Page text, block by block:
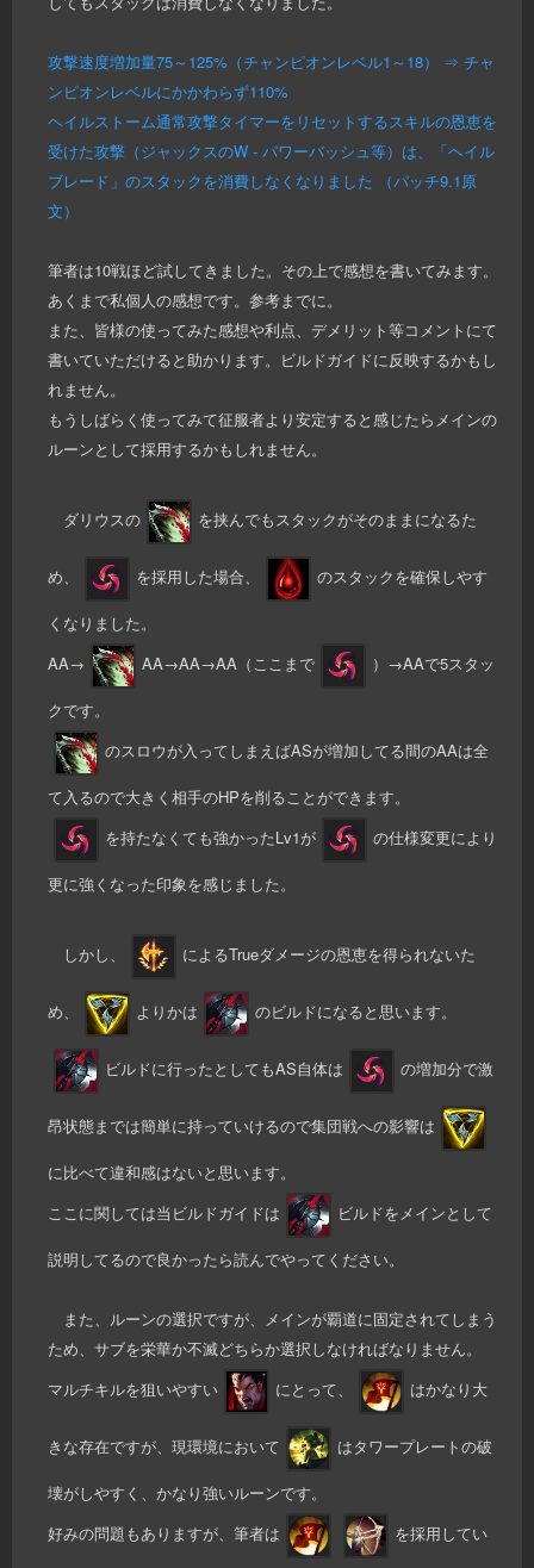
攻撃速度増加量75～125%（チャンピオンレベル1～18） ⇒ チャ
ンピオンレベルにかかわらず110%
ヘイルストーム通常攻撃タイマーをリセットするスキルの恩恵を
受けた攻撃（ジャックスのW - パワーバッシュ等）は、「ヘイル
ブレード」のスタックを消費しなくなりました （パッチ9.1原
文）
筆者は10戦ほど試してきました。その上で感想を書いてみます。
あくまで私個人の感想です。参考までに。
また、皆様の使ってみた感想や利点、デメリット等コメントにて
書いていただけると助かります。ビルドガイドに反映するかもし
れません。
もうしばらく使ってみて征服者より安定すると感じたらメインの
ルーンとして採用するかもしれません。
ダリウスの を挟んでもスタックがそのままになるた
め、 を採用した場合、 のスタックを確保しやす
くなりました。
AA→
AA→AA→AA（ここまで ）→AAで5スタッ
クです。
のスロウが入ってしまえばASが増加してる間のAAは全
て入るので大きく相手のHPを削ることができます。
を持たなくても強かったLv1が
の仕様変更により
更に強くなった印象を感じました。
しかし、 によるTrueダメージの恩恵を得られないた
め、 よりかは のビルドになると思います。
ビルドに行ったとしてもAS自体は の増加分で激
昂状態までは簡単に持っていけるので集団戦への影響は
に比べて違和感はないと思います。
ここに関しては当ビルドガイドは
ビルドをメインとして
説明してるので良かったら読んでやってください。
また、ルーンの選択ですが、メインが覇道に固定されてしまう
ため、サブを栄華か不滅どちらか選択しなければなりません。
マルチキルを狙いやすい
にとって、 はかなり大
きな存在ですが、現環境において はタワープレートの破
壊がしやすく、かなり強いルーンです。
好みの問題もありますが、筆者は
を採用してい